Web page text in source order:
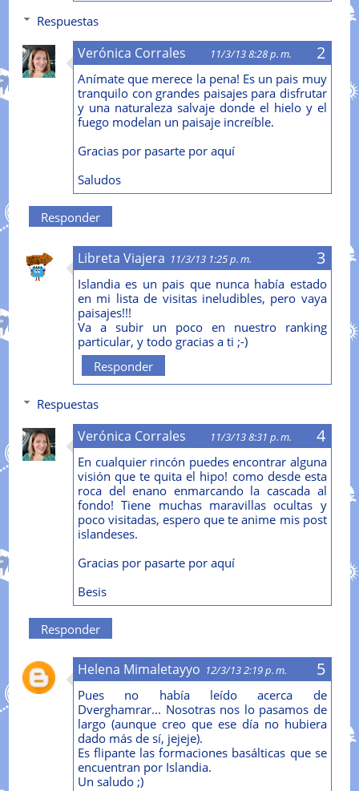
Respuestas
Verónica Corrales 11/3/13 8:28 p. m.
Anímate que merece la pena! Es un pais muy
tranquilo con grandes paisajes para disfrutar
y una naturaleza salvaje donde el hielo y el
fuego modelan un paisaje increíble.
Gracias por pasarte por aquí
Saludos
Responder
Libreta Viajera 11/3/13 1:25 p. m.
Islandia es un pais que nunca había estado
en mi lista de visitas ineludibles, pero vaya
paisajes!!!
Va a subir un poco en nuestro ranking
particular, y todo gracias a ti ;-)
Responder
Respuestas
Verónica Corrales 11/3/13 8:31 p. m.
En cualquier rincón puedes encontrar alguna
visión que te quita el hipo! como desde esta
roca del enano enmarcando la cascada al
fondo! Tiene muchas maravillas ocultas y
poco visitadas, espero que te anime mis post
islandeses.
Gracias por pasarte por aquí
Besis
Responder
Helena Mimaletayyo 12/3/13 2:19 p. m.
Pues no había leído acerca de
Dverghamrar... Nosotras nos lo pasamos de
largo (aunque creo que ese día no hubiera
dado más de sí, jejeje).
Es flipante las formaciones basálticas que se
encuentran por Islandia.
Un saludo ;)